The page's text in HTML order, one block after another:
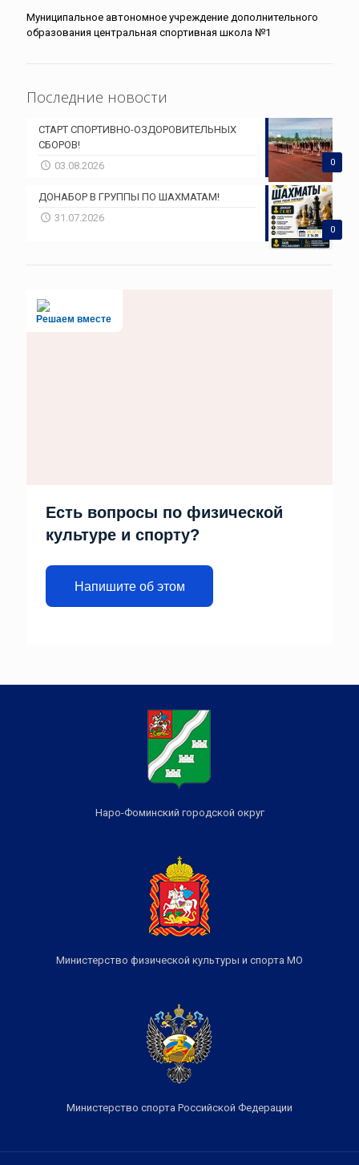
Муниципальное автономное учреждение дополнительного
образования центральная спортивная школа №1
Последние новости
0
СТАРТ СПОРТИВНО-ОЗДОРОВИТЕЛЬНЫХ
СБОРОВ!
03.08.2026
0
ДОНАБОР В ГРУППЫ ПО ШАХМАТАМ!
31.07.2026
Решаем вместе
Есть вопросы по физической
культуре и спорту?
Напишите об этом
Наро-Фоминский городской округ
Министерство физической культуры и спорта МО
Министерство спорта Российской Федерации